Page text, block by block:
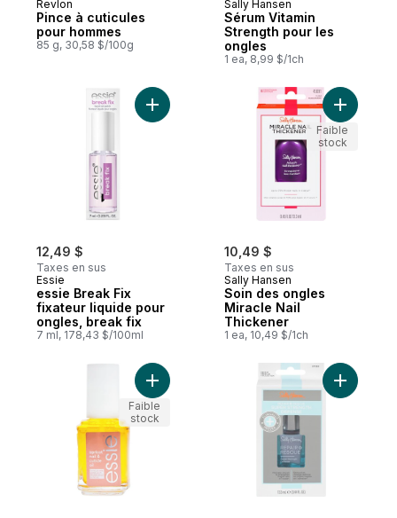
Revlon
Pince à cuticules
pour hommes
85 g, 30,58 $/100g
Sally Hansen
Sérum Vitamin
Strength pour les
ongles
1 ea, 8,99 $/1ch
12,49 $
Taxes en sus
Essie
essie Break Fix
fixateur liquide pour
ongles, break fix
7 ml, 178,43 $/100ml
Ajouter essie Break Fix fixateur liquide
10,49 $
Taxes en sus
Sally Hansen
Soin des ongles
Miracle Nail
Thickener
1 ea, 10,49 $/1ch
Ajouter
Faible
stock
Ajouter Huile pour Cuticules Apricot au
Faible
stock
Ajouter